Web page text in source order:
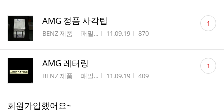
AMG 정품 사각팁
게시판명
BENZ 제품 작성자
패밀... 작성시간
11.09.19 조회수
870
댓
글 1
AMG 레터링
게시판명
BENZ 제품 작성자
패밀... 작성시간
11.09.19 조회수
409
댓
글 1
회원가입했어요~